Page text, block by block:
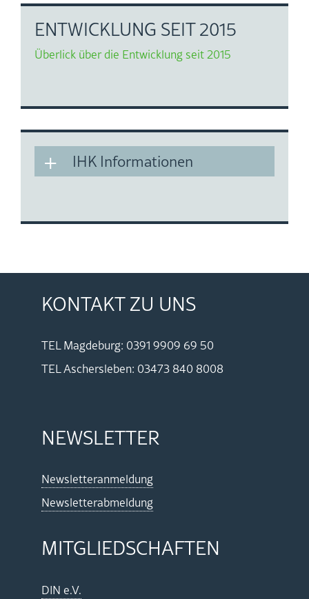
ENT­WICK­LUNG SEIT 2015
Überlick über die Ent­wick­lung seit 2015
IHK In­for­ma­tio­nen
KON­TAKT ZU UNS
TEL Mag­de­burg: 0391 9909 69 50
TEL Aschers­le­ben: 03473 840 8008
NEWS­LET­TER
News­let­ter­an­mel­dung
News­let­ter­ab­mel­dung
MIT­GLIED­SCHAF­TEN
DIN e.V.